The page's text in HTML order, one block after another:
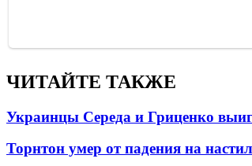
ЧИТАЙТЕ ТАКЖЕ
Украинцы Середа и Гриценко
Торнтон умер от падения на